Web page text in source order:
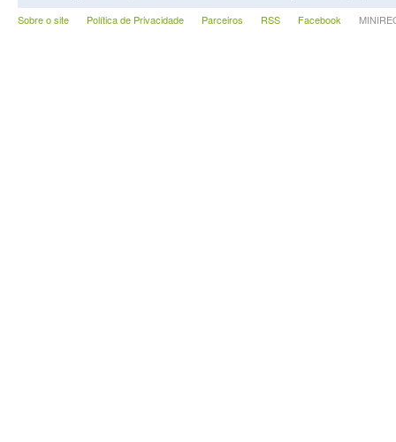
Sobre o site Política de Privacidade Parceiros RSS Facebook